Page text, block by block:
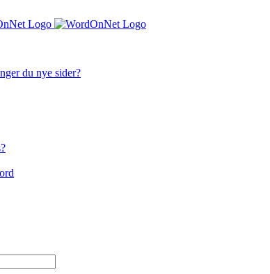
du nye sider?